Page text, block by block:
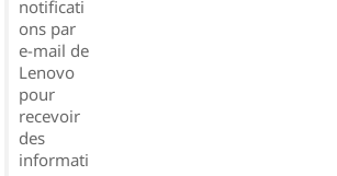
notificati
ons par
e-mail de
Lenovo
pour
recevoir
des
informati